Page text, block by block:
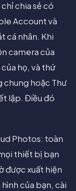
chia sẻ có
Account và
cá nhân. Khi
camera của
họ, và thứ
chung hoặc Thư
lập. Điều đó
Photos: toàn
thiết bị bạn
được xuất hiện
của bạn, cài